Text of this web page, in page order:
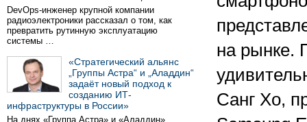
DevOps-инженер крупной компании
радиоэлектроники рассказал о том, как
превратить рутинную эксплуатацию
системы …
«Стратегический альянс
„Группы Астра“ и „Аладдин“
задаёт новый подход к
созданию ИТ-
инфраструктуры в России»
На днях «Группа Астра» и «Аладдин»
на рынке.
Санг Хо,